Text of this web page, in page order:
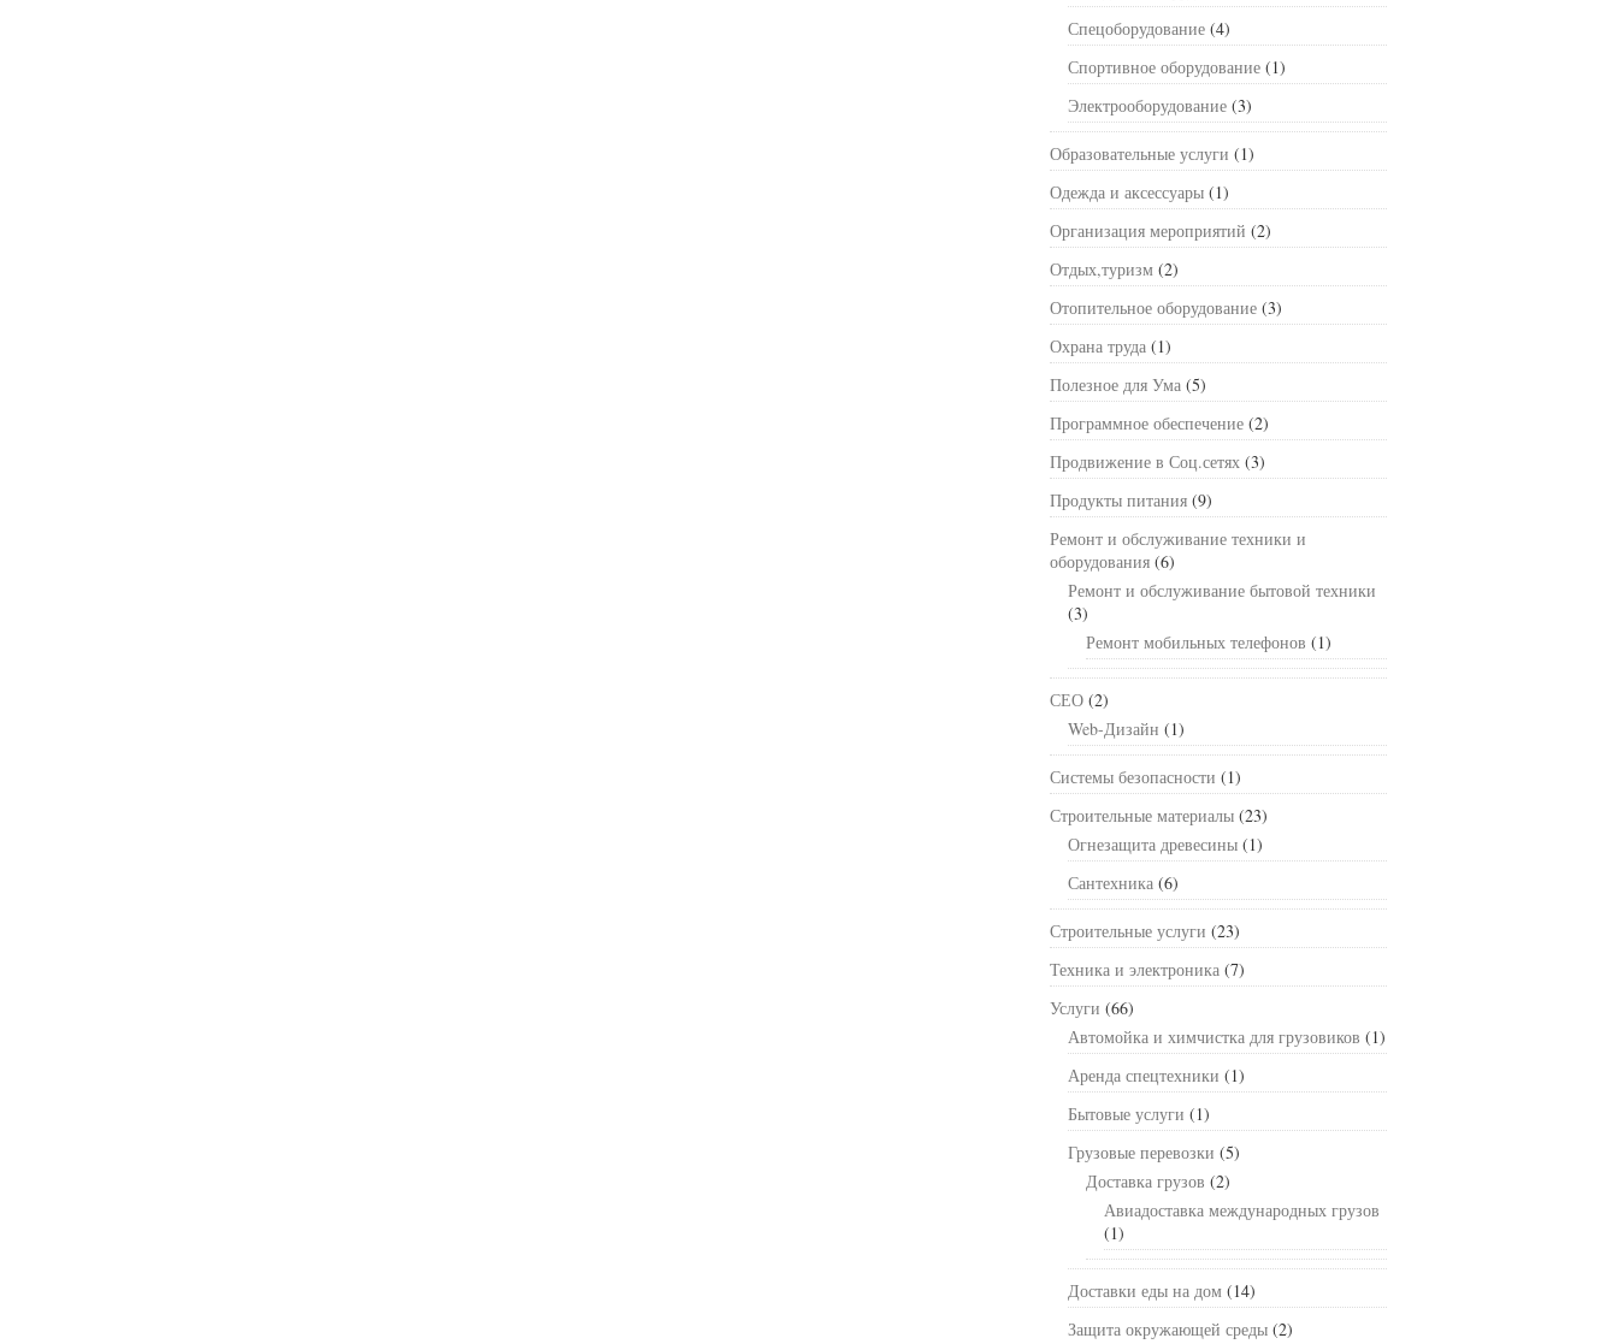
Спецоборудование (4)
Спортивное оборудование (1)
Электрооборудование (3)
Образовательные услуги (1)
Одежда и аксессуары (1)
Организация мероприятий (2)
Отдых,туризм (2)
Отопительное оборудование (3)
Охрана труда (1)
Полезное для Ума (5)
Программное обеспечение (2)
Продвижение в Соц.сетях (3)
Продукты питания (9)
Ремонт и обслуживание техники и
оборудования (6)
Ремонт и обслуживание бытовой техники
(3)
Ремонт мобильных телефонов (1)
СЕО (2)
Web-Дизайн (1)
Системы безопасности (1)
Строительные материалы (23)
Огнезащита древесины (1)
Сантехника (6)
Строительные услуги (23)
Техника и электроника (7)
Услуги (66)
Автомойка и химчистка для грузовиков (1)
Аренда спецтехники (1)
Бытовые услуги (1)
Грузовые перевозки (5)
Доставка грузов (2)
Авиадоставка международных грузов
(1)
Доставки еды на дом (14)
Защита окружающей среды (2)